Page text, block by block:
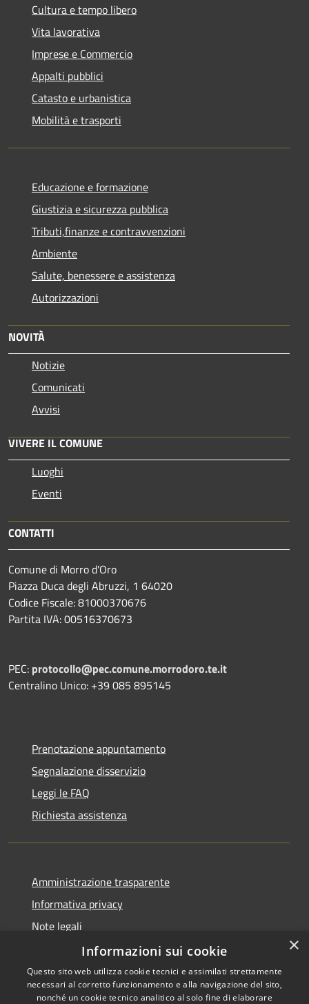
Cultura e tempo libero
Vita lavorativa
Imprese e Commercio
Appalti pubblici
Catasto e urbanistica
Mobilità e trasporti
Educazione e formazione
Giustizia e sicurezza pubblica
Tributi,finanze e contravvenzioni
Ambiente
Salute, benessere e assistenza
Autorizzazioni
NOVITÀ
Notizie
Comunicati
Avvisi
VIVERE IL COMUNE
Luoghi
Eventi
CONTATTI
Comune di Morro d'Oro
Piazza Duca degli Abruzzi, 1 64020
Codice Fiscale: 81000370676
Partita IVA: 00516370673
PEC: protocollo@pec.comune.morrodoro.te.it
Centralino Unico: +39 085 895145
Prenotazione appuntamento
Segnalazione disservizio
Leggi le FAQ
Richiesta assistenza
Amministrazione trasparente
Informativa privacy
Note legali
Dichiarazione di accessibilità
×
Informazioni sui cookie
Questo sito web utilizza cookie tecnici e assimilati strettamente
necessari al corretto funzionamento e alla navigazione del sito,
nonché un cookie tecnico analitico al solo fine di elaborare